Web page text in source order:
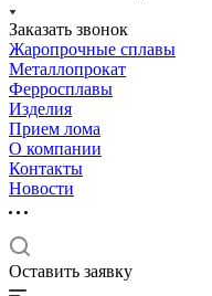
Заказать звонок
Жаропрочные сплавы
Металлопрокат
Ферросплавы
Изделия
Прием лома
О компании
Контакты
Новости
Оставить заявку